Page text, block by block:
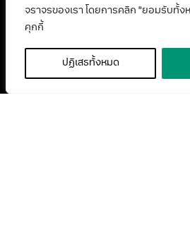
จราจรของเรา โดยการคลิก "ยอมรับทั้ง
คุกกี้
ปฏิเสธทั้งหมด